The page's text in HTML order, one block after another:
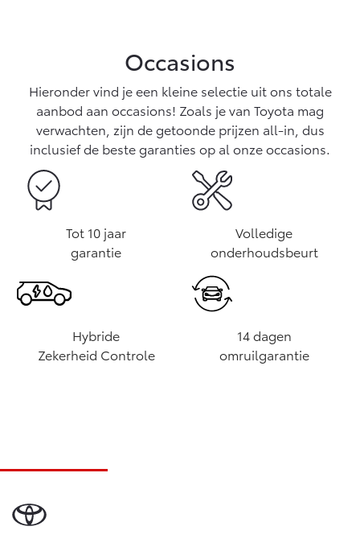
Occasions
Hieronder vind je een kleine selectie uit ons totale
aanbod aan occasions! Zoals je van Toyota mag
verwachten, zijn de getoonde prijzen all-in, dus
inclusief de beste garanties op al onze occasions.
Tot 10 jaar
garantie
Volledige
onderhoudsbeurt
Hybride
Zekerheid Controle
14 dagen
omruilgarantie